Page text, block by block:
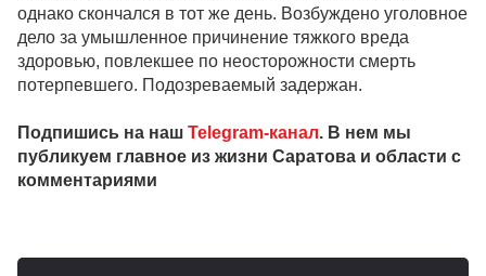
однако скончался в тот же день. Возбуждено уголовное
дело за умышленное причинение тяжкого вреда
здоровью, повлекшее по неосторожности смерть
потерпевшего. Подозреваемый задержан.
Подпишись на наш Telegram-канал. В нем мы
публикуем главное из жизни Саратова и области с
комментариями